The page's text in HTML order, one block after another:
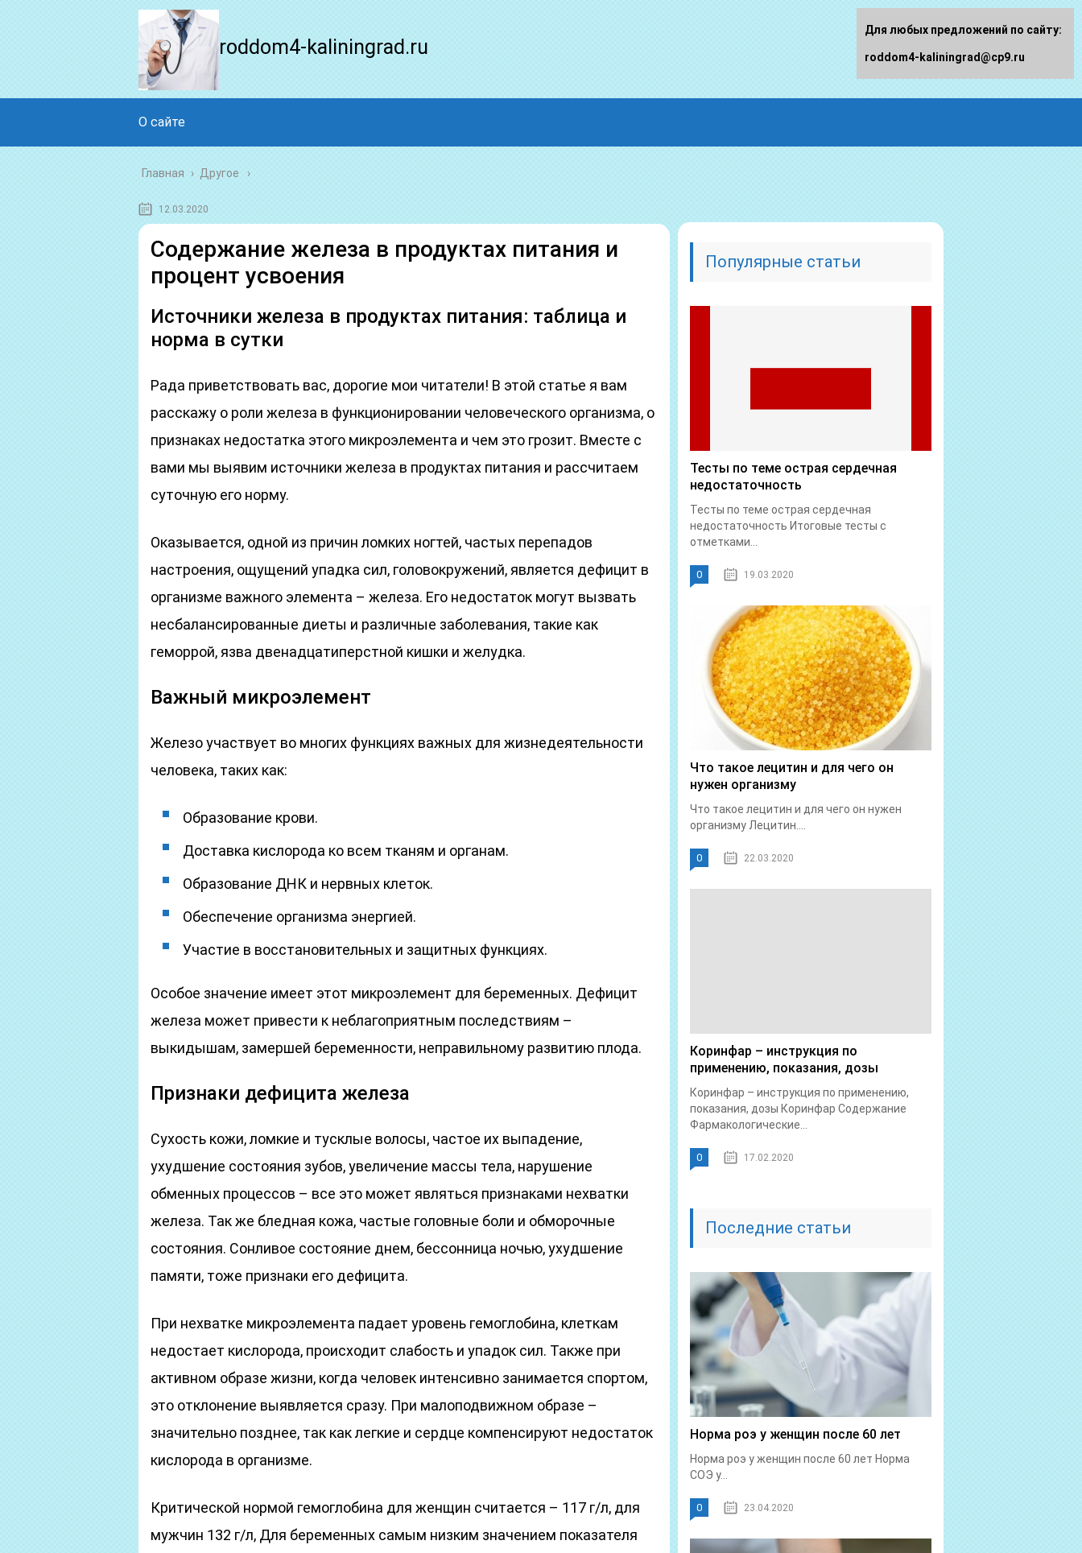
roddom4-kaliningrad.ru
О сайте
Главная › Другое
12.03.2020
Содержание железа в продуктах питания и
процент усвоения
Источники железа в продуктах питания: таблица и
норма в сутки
Рада приветствовать вас, дорогие мои читатели! В этой статье я вам
расскажу о роли железа в функционировании человеческого организма, о
признаках недостатка этого микроэлемента и чем это грозит. Вместе с
вами мы выявим источники железа в продуктах питания и рассчитаем
суточную его норму.
Оказывается, одной из причин ломких ногтей, частых перепадов
настроения, ощущений упадка сил, головокружений, является дефицит в
организме важного элемента – железа. Его недостаток могут вызвать
несбалансированные диеты и различные заболевания, такие как
геморрой, язва двенадцатиперстной кишки и желудка.
Важный микроэлемент
Железо участвует во многих функциях важных для жизнедеятельности
человека, таких как:
Образование крови.
Доставка кислорода ко всем тканям и органам.
Образование ДНК и нервных клеток.
Обеспечение организма энергией.
Участие в восстановительных и защитных функциях.
Особое значение имеет этот микроэлемент для беременных. Дефицит
железа может привести к неблагоприятным последствиям –
выкидышам, замершей беременности, неправильному развитию плода.
Признаки дефицита железа
Сухость кожи, ломкие и тусклые волосы, частое их выпадение,
ухудшение состояния зубов, увеличение массы тела, нарушение
обменных процессов – все это может являться признаками нехватки
железа. Так же бледная кожа, частые головные боли и обморочные
состояния. Сонливое состояние днем, бессонница ночью, ухудшение
памяти, тоже признаки его дефицита.
При нехватке микроэлемента падает уровень гемоглобина, клеткам
недостает кислорода, происходит слабость и упадок сил. Также при
активном образе жизни, когда человек интенсивно занимается спортом,
это отклонение выявляется сразу. При малоподвижном образе –
значительно позднее, так как легкие и сердце компенсируют недостаток
кислорода в организме.
Критической нормой гемоглобина для женщин считается – 117 г/л, для
мужчин 132 г/л, Для беременных самым низким значением показателя
Популярные статьи
Тесты по теме острая сердечная
недостаточность
Тесты по теме острая сердечная
недостаточность Итоговые тесты с
отметками...
0 19.03.2020
Что такое лецитин и для чего он
нужен организму
Что такое лецитин и для чего он нужен
организму Лецитин....
0 22.03.2020
Коринфар – инструкция по
применению, показания, дозы
Коринфар – инструкция по применению,
показания, дозы Коринфар Содержание
Фармакологические...
0 17.02.2020
Последние статьи
Норма роэ у женщин после 60 лет
Норма роэ у женщин после 60 лет Норма
СОЭ у...
0 23.04.2020
Для любых предложений по сайту:
roddom4-kaliningrad@cp9.ru